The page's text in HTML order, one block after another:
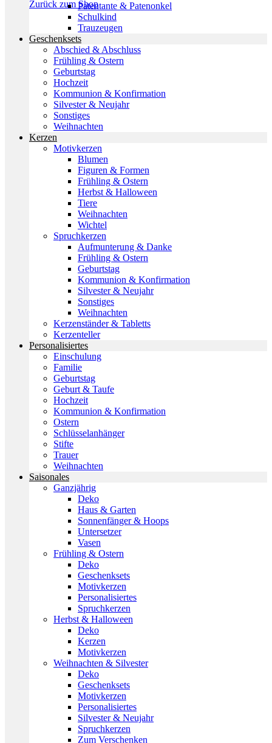
Zurück zum ShopPatentante & Patenonkel
Schulkind
Trauzeugen
Geschenksets
Abschied & Abschluss
Frühling & Ostern
Geburtstag
Hochzeit
Kommunion & Konfirmation
Silvester & Neujahr
Sonstiges
Weihnachten
Kerzen
Motivkerzen
Blumen
Figuren & Formen
Frühling & Ostern
Herbst & Halloween
Tiere
Weihnachten
Wichtel
Spruchkerzen
Aufmunterung & Danke
Frühling & Ostern
Geburtstag
Kommunion & Konfirmation
Silvester & Neujahr
Sonstiges
Weihnachten
Kerzenständer & Tabletts
Kerzenteller
Personalisiertes
Einschulung
Familie
Geburtstag
Geburt & Taufe
Hochzeit
Kommunion & Konfirmation
Ostern
Schlüsselanhänger
Stifte
Trauer
Weihnachten
Saisonales
Ganzjährig
Deko
Haus & Garten
Sonnenfänger & Hoops
Untersetzer
Vasen
Frühling & Ostern
Deko
Geschenksets
Motivkerzen
Personalisiertes
Spruchkerzen
Herbst & Halloween
Deko
Kerzen
Motivkerzen
Weihnachten & Silvester
Deko
Geschenksets
Motivkerzen
Personalisiertes
Silvester & Neujahr
Spruchkerzen
Zum Verschenken